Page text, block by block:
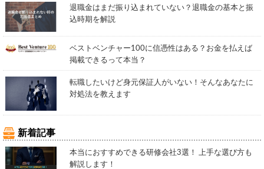
退職金はまだ振り込まれていない？退職金の基本と振
込時期を解説
ベストベンチャー100に信憑性はある？お金を払えば
掲載できるって本当？
転職したいけど身元保証人がいない！そんなあなたに
対処法を教えます
新着記事
本当におすすめできる研修会社3選！ 上手な選び方も
解説します！